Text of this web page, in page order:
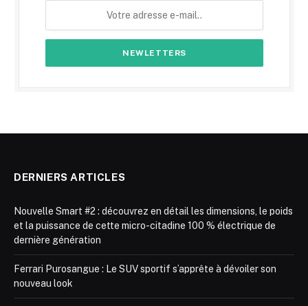
DERNIERS ARTICLES
Nouvelle Smart #2 : découvrez en détail les dimensions, le poids
et la puissance de cette micro-citadine 100 % électrique de
dernière génération
Ferrari Purosangue : Le SUV sportif s’apprête à dévoiler son
nouveau look